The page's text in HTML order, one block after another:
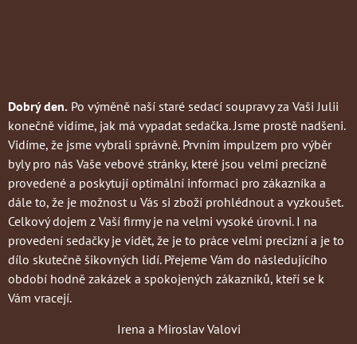
Dobrý den. Po výměně naší staré sedací soupravy za Vaši Julii
konečně vidíme, jak má vypadat sedačka. Jsme prostě nadšeni.
Vidíme, že jsme vybrali správně. Prvním impulzem pro výběr
byly pro nás Vaše vebové stránky, které jsou velmi precizně
provedené a poskytují optimální informaci pro zákazníka a
dále to, že je možnost u Vás si zboží prohlédnout a vyzkoušet.
Celkový dojem z Vaší firmy je na velmi vysoké úrovni. I na
provedení sedačky je vidět, že je to práce velmi precizní a je to
dílo skutečně šikovných lidí. Přejeme Vám do následujícího
období hodně zakázek a spokojených zákazníků, kteří se k
Vám vracejí.
Irena a Miroslav Valovi